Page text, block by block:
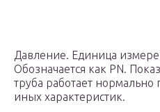
Давление. Единица
Обозначается как PN.
труба работает
иных характеристик.